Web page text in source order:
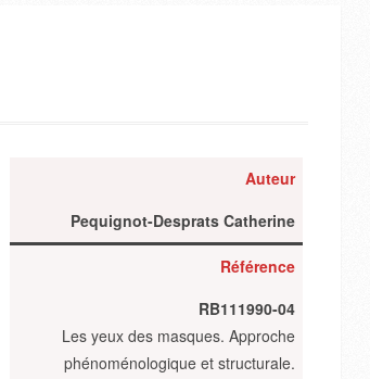
Auteur
Pequignot-Desprats Catherine
Référence
RB111990-04
Les yeux des masques. Approche
phénoménologique et structurale.